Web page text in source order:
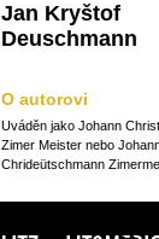
Jan Kryštof
Deuschmann
O autorovi
Uváděn jako Johann
Zimer Meister nebo
Chrideütschmann